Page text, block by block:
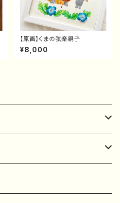
【原画】くまの弦楽親子
¥8,000